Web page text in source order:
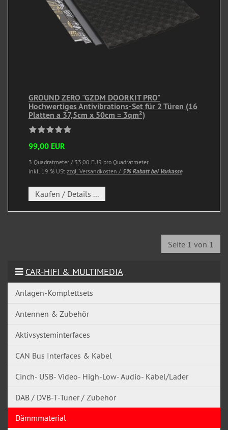
GROUND ZERO "GZDM DOORKIT PRO"
Hochwertiges Antivibrations-Set für 2 Türen (16
Platten a 37,5cm x 50cm = 3qm²)
99,00 EUR
3 Quadratmeter / 33,00 EUR pro Quadratmeter
inkl. 19 % USt zzgl. Versandkosten / 5% Rabatt bei Vorkasse
Kaufen / Details ...
Seite 1 von 1
CAR-HIFI & MULTIMEDIA
Anlagen-Komplettsets
Antennen & Zubehör
Aktivsysteminterfaces
CAN Bus Interfaces & Kabel
Cinch- USB- Video- High-Low- Audio- Kabel/Lader
DAB / DVB-T-Tuner / Zubehör
Dämmmaterial